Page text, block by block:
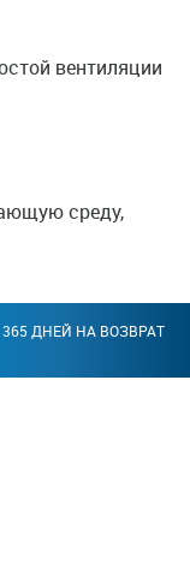
вентиляции
среду,
365 ДНЕЙ НА ВОЗВРАТ